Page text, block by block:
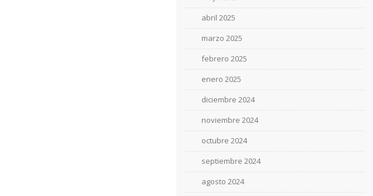
abril 2025
marzo 2025
febrero 2025
enero 2025
diciembre 2024
noviembre 2024
octubre 2024
septiembre 2024
agosto 2024